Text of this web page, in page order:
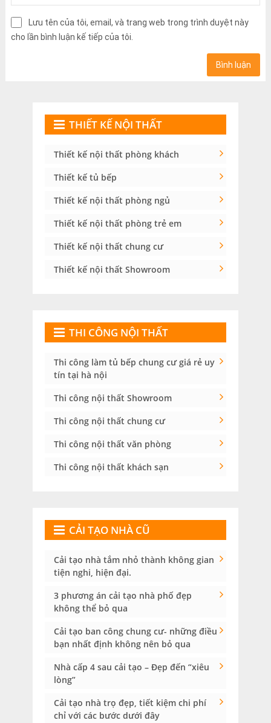
Lưu tên của tôi, email, và trang web trong trình duyệt này
cho lần bình luận kế tiếp của tôi.
THIẾT KẾ NỘI THẤT
Thiết kế nội thất phòng khách
Thiết kế tủ bếp
Thiết kế nội thất phòng ngủ
Thiết kế nội thất phòng trẻ em
Thiết kế nội thất chung cư
Thiết kế nội thất Showroom
THI CÔNG NỘI THẤT
Thi công làm tủ bếp chung cư giá rẻ uy
tín tại hà nội
Thi công nội thất Showroom
Thi công nội thất chung cư
Thi công nội thất văn phòng
Thi công nội thất khách sạn
CẢI TẠO NHÀ CŨ
Cải tạo nhà tắm nhỏ thành không gian
tiện nghi, hiện đại.
3 phương án cải tạo nhà phố đẹp
không thể bỏ qua
Cải tạo ban công chung cư- những điều
bạn nhất định không nên bỏ qua
Nhà cấp 4 sau cải tạo – Đẹp đến “xiêu
lòng”
Cải tạo nhà trọ đẹp, tiết kiệm chi phí
chỉ với các bước dưới đây